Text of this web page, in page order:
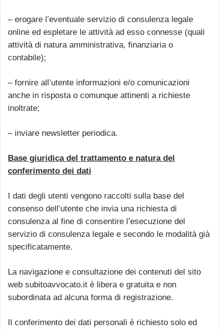
– erogare l’eventuale servizio di consulenza legale
online ed espletare le attività ad esso connesse (quali
attività di natura amministrativa, finanziaria o
contabile);
– fornire all’utente informazioni e/o comunicazioni
anche in risposta o comunque attinenti a richieste
inoltrate;
– inviare newsletter periodica.
Base giuridica del trattamento e natura del
conferimento dei dati
I dati degli utenti vengono raccolti sulla base del
consenso dell’utente che invia una richiesta di
consulenza al fine di consentire l’esecuzione del
servizio di consulenza legale e secondo le modalità già
specificatamente.
La navigazione e consultazione dei contenuti del sito
web subitoavvocato.it è libera e gratuita e non
subordinata ad alcuna forma di registrazione.
Il conferimento dei dati personali è richiesto solo ed